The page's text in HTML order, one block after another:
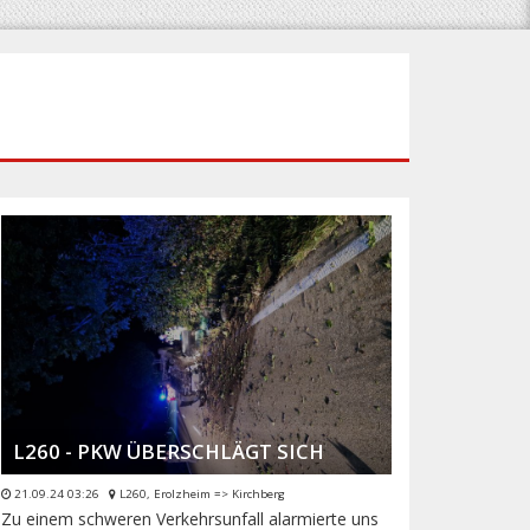
L260 - PKW ÜBERSCHLÄGT SICH
21.09.24 03:26 L260, Erolzheim => Kirchberg
Zu einem schweren Verkehrsunfall alarmierte uns